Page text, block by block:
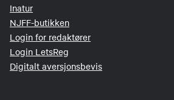
Inatur
NJFF-butikken
Login for redaktører
Login LetsReg
Digitalt aversjonsbevis